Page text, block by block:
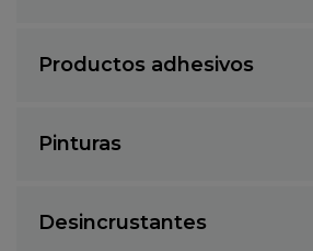
Productos adhesivos
Pinturas
Desincrustantes